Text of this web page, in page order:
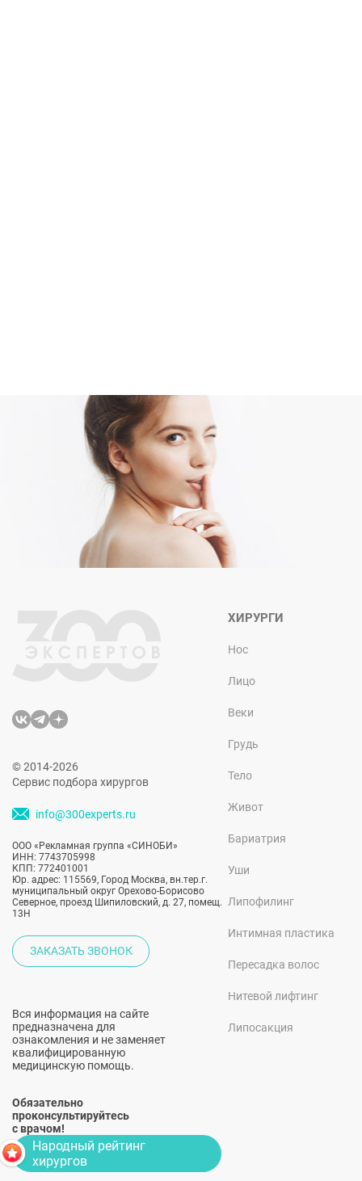
© 2014-2026
Сервис подбора хирургов
info@300experts.ru
ООО «Рекламная группа «СИНОБИ»
ИНН: 7743705998
КПП: 772401001
Юр. адрес: 115569, Город Москва, вн.тер.г.
муниципальный округ Орехово-Борисово
Северное, проезд Шипиловский, д. 27, помещ.
13Н
ЗАКАЗАТЬ ЗВОНОК
Вся информация на сайте
предназначена для
ознакомления и не заменяет
квалифицированную
медицинскую помощь.
Обязательно
проконсультируйтесь
с врачом!
ХИРУРГИ
Нос
Лицо
Веки
Грудь
Тело
Живот
Бариатрия
Уши
Липофилинг
Интимная пластика
Пересадка волос
Нитевой лифтинг
Липосакция
Народный рейтинг
хирургов